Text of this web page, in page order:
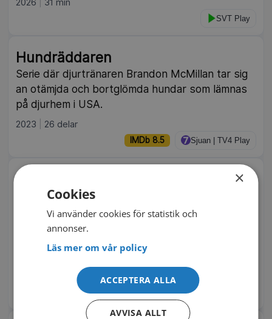
2026 31 min
SVT Play
Hundräddaren
Serie där djurtränaren Brandon McMillan tar sig
an otämjda och bortglömda hundar som lämnas
på djurhem i USA.
2023 26 delar
IMDb 8.5 Sjuan | TV4 Play
Kriminalarkivet: Flickmorden
André Pops och Lasse Lampers berättar om ett
av landets mest dramatiska och upprörande
kriminalfall, som också legat till grund för
Sjöwall-Wahlöös uppmärksammade bok
”Mannen på balkongen”.
×
Cookies
Vi använder cookies för statistik och
annonser.
Läs mer om vår policy
ACCEPTERA ALLA
AVVISA ALLT